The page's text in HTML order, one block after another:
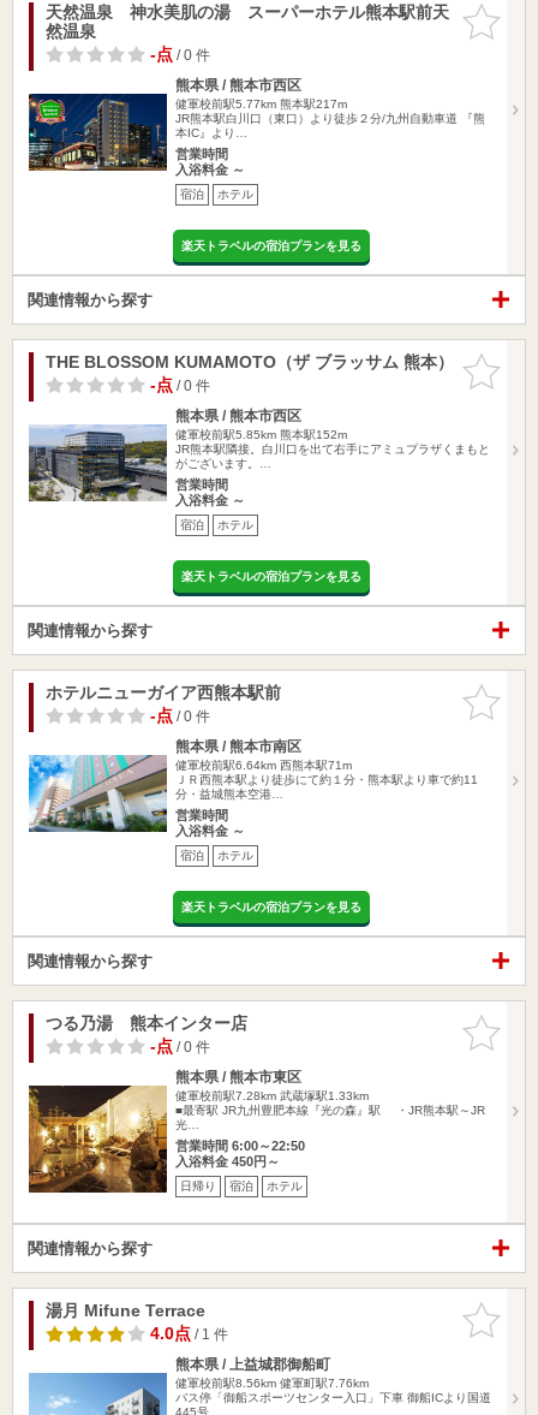
お気に入
りに追加
天然温泉 神水美肌の湯 スーパーホテル熊本駅前天
然温泉
-点/ 0 件
熊本県 / 熊本市西区
健軍校前駅5.77km 熊本駅217m
JR熊本駅白川口（東口）より徒歩２分/九州自動車道 『熊
本IC』より…
営業時間
入浴料金 ～
宿泊 ホテル
楽天トラベルの宿泊プランを見る
関連情報から探す
お気に入
りに追加
THE BLOSSOM KUMAMOTO（ザ ブラッサム 熊本）
-点/ 0 件
熊本県 / 熊本市西区
健軍校前駅5.85km 熊本駅152m
JR熊本駅隣接。白川口を出て右手にアミュプラザくまもと
がございます。…
営業時間
入浴料金 ～
宿泊 ホテル
楽天トラベルの宿泊プランを見る
関連情報から探す
お気に入
りに追加
ホテルニューガイア西熊本駅前
-点/ 0 件
熊本県 / 熊本市南区
健軍校前駅6.64km 西熊本駅71m
ＪＲ西熊本駅より徒歩にて約１分・熊本駅より車で約11
分・益城熊本空港…
営業時間
入浴料金 ～
宿泊 ホテル
楽天トラベルの宿泊プランを見る
関連情報から探す
お気に入
りに追加
つる乃湯 熊本インター店
-点/ 0 件
熊本県 / 熊本市東区
健軍校前駅7.28km 武蔵塚駅1.33km
■最寄駅 JR九州豊肥本線『光の森』駅 ・JR熊本駅～JR
光…
営業時間 6:00～22:50
入浴料金 450円～
日帰り 宿泊 ホテル
関連情報から探す
お気に入
りに追加
湯月 Mifune Terrace
4.0点/ 1 件
熊本県 / 上益城郡御船町
健軍校前駅8.56km 健軍町駅7.76km
バス停「御船スポーツセンター入口」下車 御船ICより国道
445号、…